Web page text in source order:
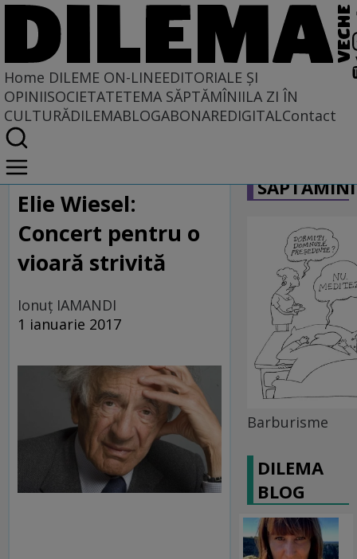
Home DILEME ON-LINEEDITORIALE ȘI
OPINIISOCIETATETEMA SĂPTĂMÎNIILA ZI ÎN
CULTURĂDILEMABLOGABONAREDIGITALContact
Home
Dileme on-line
Elie Wiesel:
Concert pentru o
vioară strivită
Ionuţ IAMANDI
1 ianuarie 2017
Barburisme
DILEMA
BLOG